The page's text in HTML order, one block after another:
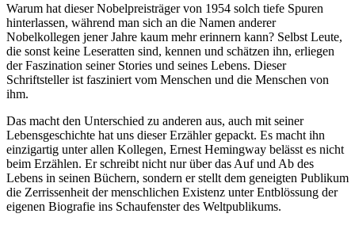
Warum hat dieser Nobelpreisträger von 1954 solch tiefe Spuren
hinterlassen, während man sich an die Namen anderer
Nobelkollegen jener Jahre kaum mehr erinnern kann? Selbst Leute,
die sonst keine Leseratten sind, kennen und schätzen ihn, erliegen
der Faszination seiner Stories und seines Lebens. Dieser
Schriftsteller ist fasziniert vom Menschen und die Menschen von
ihm.
Das macht den Unterschied zu anderen aus, auch mit seiner
Lebensgeschichte hat uns dieser Erzähler gepackt. Es macht ihn
einzigartig unter allen Kollegen, Ernest Hemingway belässt es nicht
beim Erzählen. Er schreibt nicht nur über das Auf und Ab des
Lebens in seinen Büchern, sondern er stellt dem geneigten Publikum
die Zerrissenheit der menschlichen Existenz unter Entblössung der
eigenen Biografie ins Schaufenster des Weltpublikums.